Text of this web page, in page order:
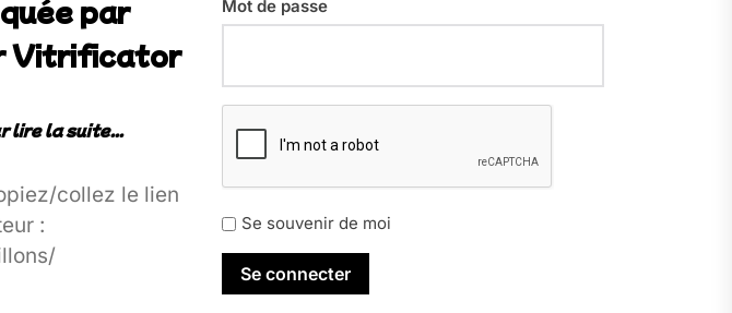
par
Vitrificator
collez le lien
:
Mot de passe
Se souvenir de moi